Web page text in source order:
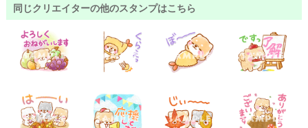
同じクリエイターの他のスタンプはこちら